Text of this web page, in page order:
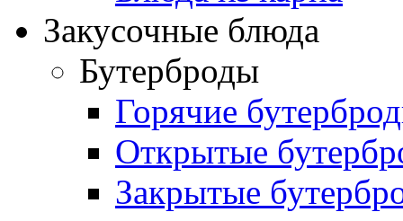
Закусочные блюда
Бутерброды
Горячие
Открытые
Закрытые